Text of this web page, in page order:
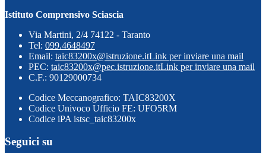
Istituto Comprensivo Sciascia
Via Martini, 2/4 74122 - Taranto
Tel: 099.4648497
Email: taic83200x@istruzione.itLink per inviare una mail
PEC: taic83200x@pec.istruzione.itLink per inviare una mail
C.F.: 90129000734
Codice Meccanografico: TAIC83200X
Codice Univoco Ufficio FE: UFO5RM
Codice iPA istsc_taic83200x
Seguici su